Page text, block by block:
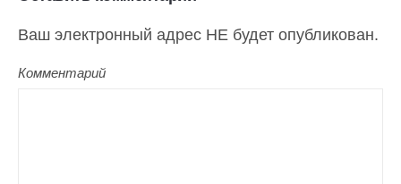
Ваш электронный адрес НЕ будет опубликован.
Комментарий